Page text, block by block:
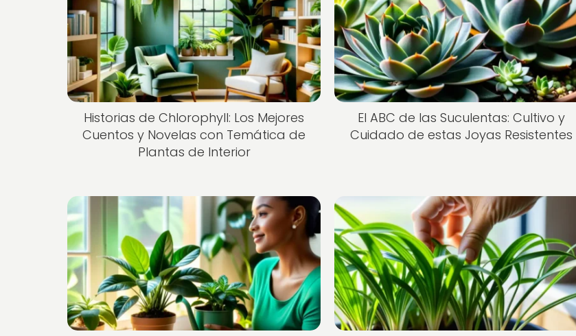
Historias de Chlorophyll: Los Mejores
Cuentos y Novelas con Temática de
Plantas de Interior
El ABC de las Suculentas: Cultivo y
Cuidado de estas Joyas Resistentes